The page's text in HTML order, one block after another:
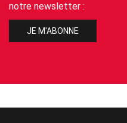
notre newsletter :
JE M'ABONNE